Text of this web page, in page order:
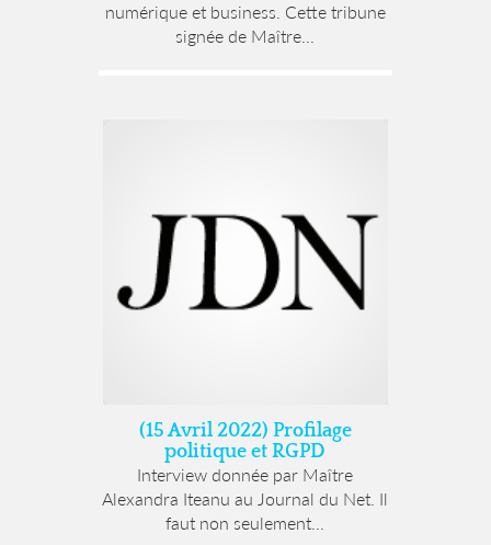
numérique et business. Cette tribune
signée de Maître...
(15 Avril 2022) Profilage
politique et RGPD
Interview donnée par Maître
Alexandra Iteanu au Journal du Net. Il
faut non seulement...